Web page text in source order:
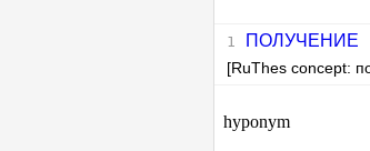
ПОЛУЧЕНИЕ
[RuThes concept:
hyponym